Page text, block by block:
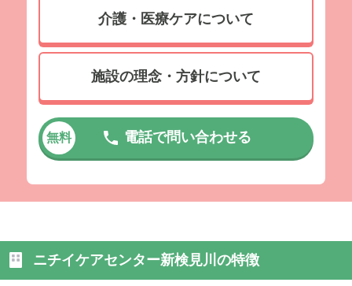
介護・医療ケアについて
施設の理念・方針について
無料 電話で問い合わせる
ニチイケアセンター新検見川の特徴